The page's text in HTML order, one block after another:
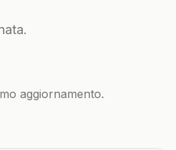
aggiornamento.